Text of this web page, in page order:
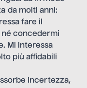
da molti anni:
fare il
né concedermi
Mi interessa
più affidabili
incertezza,